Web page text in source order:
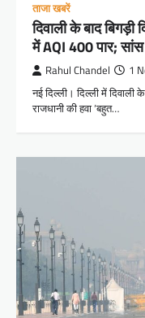
ताजा खबरें
दिवाली के बाद बिगड़ी
में AQI 400 पार;
Rahul Chandel 1
नई दिल्ली। दिल्ली में
राजधानी की हवा ‘बहुत…